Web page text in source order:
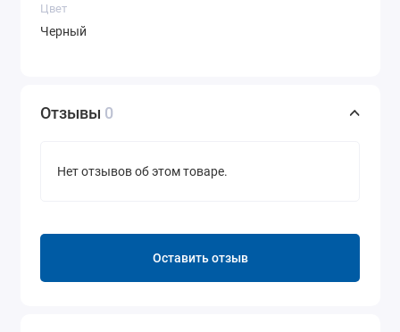
Цвет
Черный
Отзывы 0
Нет отзывов об этом товаре.
Оставить отзыв